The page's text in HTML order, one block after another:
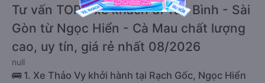
Tư vấn TOP 1 xe khách đi Tân Bình - Sài
Gòn từ Ngọc Hiển - Cà Mau chất lượng
cao, uy tín, giá rẻ nhất 08/2026
null
🚌 1. Xe Thảo Vy khởi hành tại Rạch Gốc, Ngọc Hiển